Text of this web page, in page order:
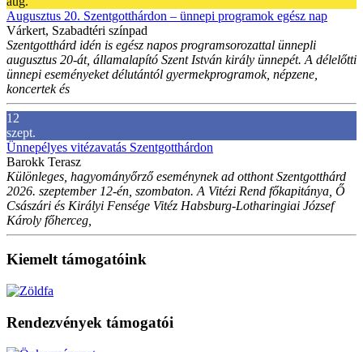
Augusztus 20. Szentgotthárdon – ünnepi programok egész nap
Várkert, Szabadtéri színpad
Szentgotthárd idén is egész napos programsorozattal ünnepli
augusztus 20-át, államalapító Szent István király ünnepét. A délelőtti
ünnepi eseményeket délutántól gyermekprogramok, népzene,
koncertek és
12
szept.
Ünnepélyes vitézavatás Szentgotthárdon
Barokk Terasz
Különleges, hagyományőrző eseménynek ad otthont Szentgotthárd
2026. szeptember 12-én, szombaton. A Vitézi Rend főkapitánya, Ő
Császári és Királyi Fensége Vitéz Habsburg-Lotharingiai József
Károly főherceg,
Kiemelt támogatóink
Rendezvények támogatói